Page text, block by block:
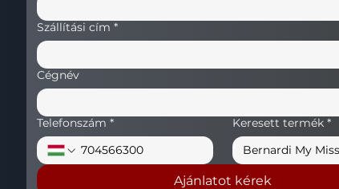
Szállítási cím *
Cégnév
Telefonszám * Keresett termék *
Ajánlatot kérek